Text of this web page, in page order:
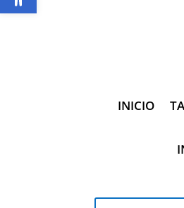
INICIO